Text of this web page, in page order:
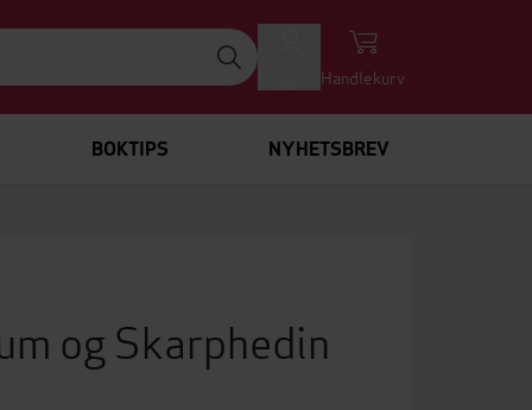
Handlekurv
BOKTIPS NYHETSBREV
og Skarphedin